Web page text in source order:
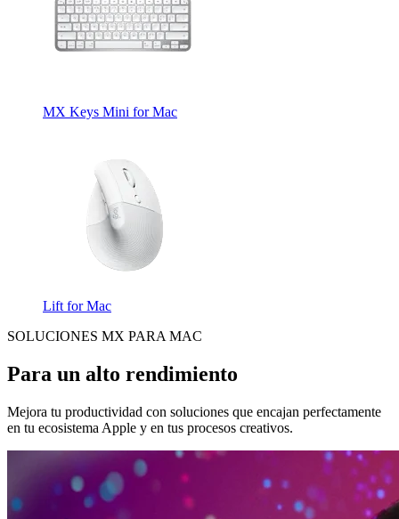
MX Keys Mini for Mac
Lift for Mac
SOLUCIONES MX PARA MAC
Para un alto rendimiento
Mejora tu productividad con soluciones que encajan perfectamente
en tu ecosistema Apple y en tus procesos creativos.